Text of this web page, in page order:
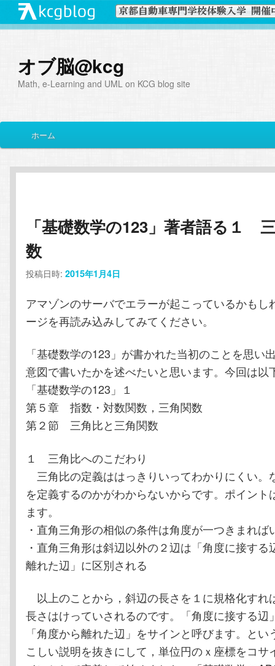
オブ脳@kcg
Math, e-Learning and UML on KCG blog site
イ
メ
イ
コ
ン
ン
ツ
へ
移
サ
ブ
ン
テ
ツ
へ
移
動
ホーム
「基礎数学の123」著者語る１
数
投稿日時:2015年1月4日
アマゾンのサーバでエラーが起こっているかもし
ージを再読み込みしてみてください。
「基礎数学の123」が書かれた当初のことを思い
意図で書いたかを述べたいと思います。今回は以
「基礎数学の123」１
第５章 指数・対数関数，三角関数
第２節 三角比と三角関数
１ 三角比へのこだわり
三角比の定義ははっきりいってわかりにくい。
を定義するのかがわからないからです。ポイント
ます。
・直角三角形の相似の条件は角度が一つきまれば
・直角三角形は斜辺以外の２辺は「角度に接する
離れた辺」に区別される
以上のことから，斜辺の長さを１に規格化すれ
長さはけっていされるのです。「角度に接する辺
「角度から離れた辺」をサインと呼びます。と
こしい説明を抜きにして，単位円のｘ座標をコサ